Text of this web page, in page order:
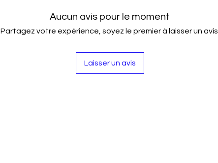
Aucun avis pour le moment
Partagez votre expérience, soyez le premier à laisser un avis.
Laisser un avis